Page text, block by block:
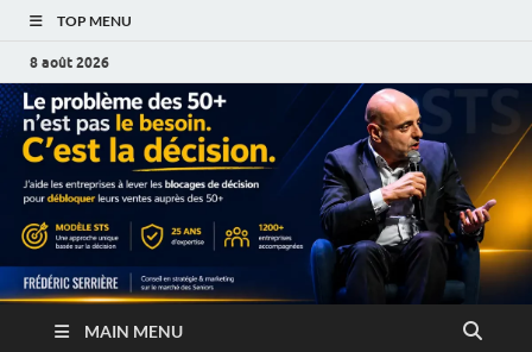
TOP MENU
8 août 2026
MAIN MENU